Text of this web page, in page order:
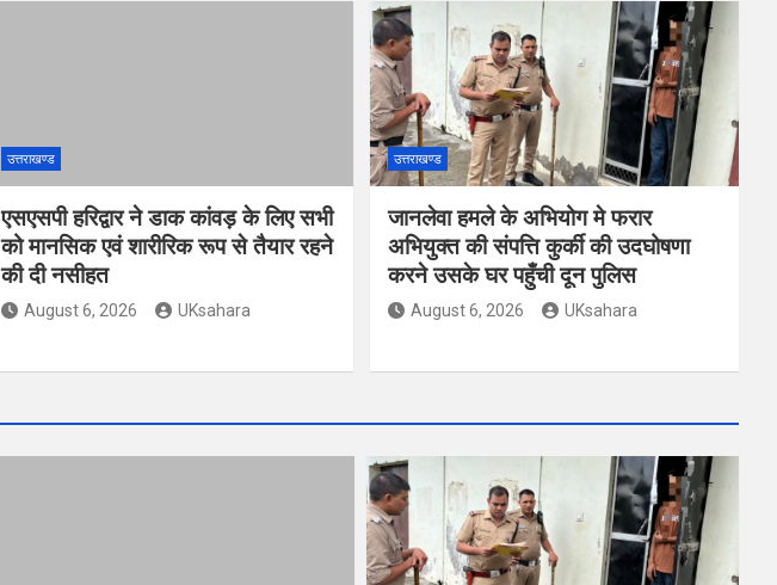
उत्तराखण्ड
एसएसपी हरिद्वार ने डाक कांवड़ के लिए सभी
को मानसिक एवं शारीरिक रूप से तैयार रहने
की दी नसीहत
August 6, 2026 UKsahara
उत्तराखण्ड
जानलेवा हमले के अभियोग मे फरार
अभियुक्त की संपत्ति कुर्की की उदघोषणा
करने उसके घर पहुँची दून पुलिस
August 6, 2026 UKsahara